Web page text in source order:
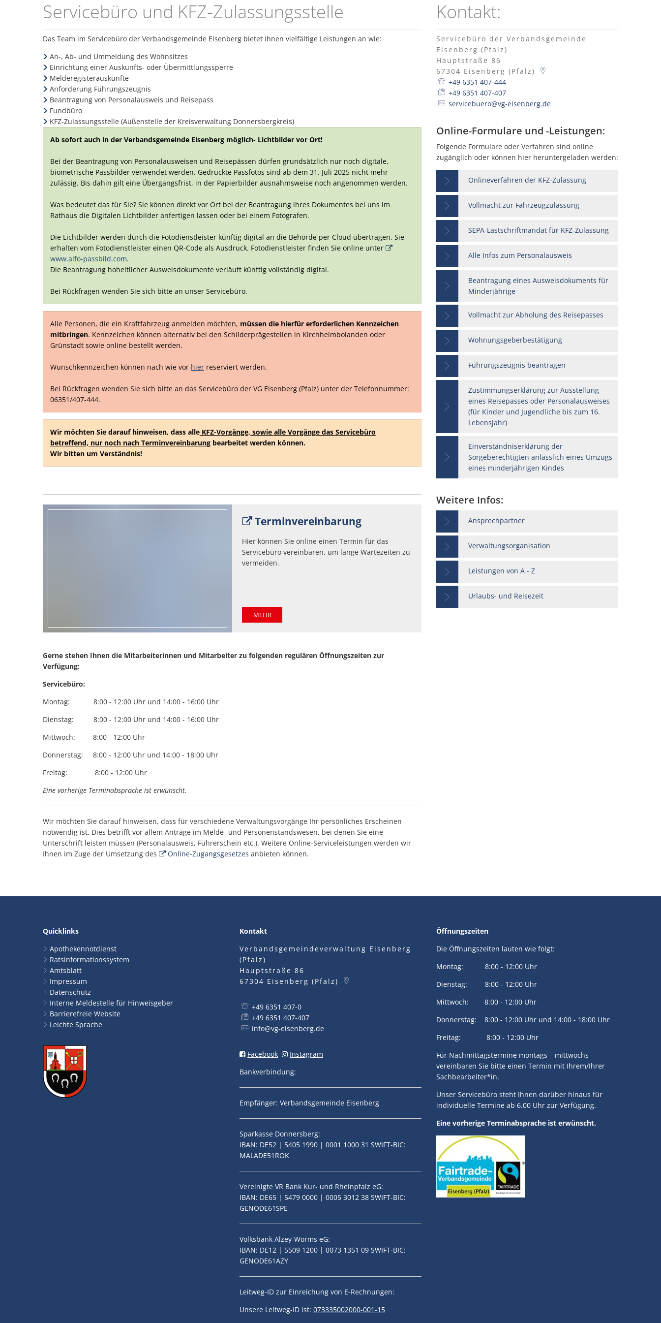
Hundesteuer An- und Abmeldung
Fachbereiche Zukunftsinitiative
Servicebüro
Zulassung
Servicebüro und KFZ-Zulassungsstelle
Das Team im Servicebüro der Verbandsgemeinde Eisenberg bietet Ihnen vielfältige Leistungen an wie:
An-, Ab- und Ummeldung des Wohnsitzes
Einrichtung einer Auskunfts- oder Übermittlungssperre
Melderegisterauskünfte
Anforderung Führungszeugnis
Beantragung von Personalausweis und Reisepass
Fundbüro
KFZ-Zulassungsstelle (Außenstelle der Kreisverwaltung Donnersbergkreis)
Ab sofort auch in der Verbandsgemeinde Eisenberg möglich- Lichtbilder vor Ort!
Bei der Beantragung von Personalausweisen und Reisepässen dürfen grundsätzlich nur noch digitale,
biometrische Passbilder verwendet werden. Gedruckte Passfotos sind ab dem 31. Juli 2025 nicht mehr
zulässig. Bis dahin gilt eine Übergangsfrist, in der Papierbilder ausnahmsweise noch angenommen werden.
Was bedeutet das für Sie? Sie können direkt vor Ort bei der Beantragung ihres Dokumentes bei uns im
Rathaus die Digitalen Lichtbilder anfertigen lassen oder bei einem Fotografen.
Die Lichtbilder werden durch die Fotodienstleister künftig digital an die Behörde per Cloud übertragen. Sie
erhalten vom Fotodienstleister einen QR-Code als Ausdruck. Fotodienstleister finden Sie online unter
www.alfo-passbild.com.
Die Beantragung hoheitlicher Ausweisdokumente verläuft künftig vollständig digital.
Bei Rückfragen wenden Sie sich bitte an unser Servicebüro.
Alle Personen, die ein Kraftfahrzeug anmelden möchten, müssen die hierfür erforderlichen Kennzeichen
mitbringen. Kennzeichen können alternativ bei den Schilderprägestellen in Kirchheimbolanden oder
Grünstadt sowie online bestellt werden.
Wunschkennzeichen können nach wie vor hier reserviert werden.
Bei Rückfragen wenden Sie sich bitte an das Servicebüro der VG Eisenberg (Pfalz) unter der Telefonnummer:
06351/407-444.
Wir möchten Sie darauf hinweisen, dass alle KFZ-Vorgänge, sowie alle Vorgänge das Servicebüro
betreffend, nur noch nach Terminvereinbarung bearbeitet werden können.
Wir bitten um Verständnis!
Terminvereinbarung
Hier können Sie online einen Termin für das
Servicebüro vereinbaren, um lange Wartezeiten zu
vermeiden.
MEHR
Gerne stehen Ihnen die Mitarbeiterinnen und Mitarbeiter zu folgenden regulären Öffnungszeiten zur
Verfügung:
Servicebüro:
Montag: 8:00 - 12:00 Uhr und 14:00 - 16:00 Uhr
Dienstag: 8:00 - 12:00 Uhr und 14:00 - 16:00 Uhr
Mittwoch: 8:00 - 12:00 Uhr
Donnerstag: 8:00 - 12:00 Uhr und 14:00 - 18:00 Uhr
Freitag: 8:00 - 12:00 Uhr
Eine vorherige Terminabsprache ist erwünscht.
Wir möchten Sie darauf hinweisen, dass für verschiedene Verwaltungsvorgänge Ihr persönliches Erscheinen
notwendig ist. Dies betrifft vor allem Anträge im Melde- und Personenstandswesen, bei denen Sie eine
Unterschrift leisten müssen (Personalausweis, Führerschein etc.). Weitere Online-Serviceleistungen werden wir
Ihnen im Zuge der Umsetzung des
Online-Zugangsgesetzes anbieten können.
Kontakt:
Servicebüro der Verbandsgemeinde
Eisenberg (Pfalz)
Hauptstraße 86
67304 Eisenberg (Pfalz)
+49 6351 407-444
+49 6351 407-407
servicebuero@vg-eisenberg.de
Online-Formulare und -Leistungen:
Folgende Formulare oder Verfahren sind online
zugänglich oder können hier heruntergeladen werden:
Onlineverfahren der KFZ-Zulassung
Vollmacht zur Fahrzeugzulassung
SEPA-Lastschriftmandat für KFZ-Zulassung
Alle Infos zum Personalausweis
Beantragung eines Ausweisdokuments für
Minderjährige
Vollmacht zur Abholung des Reisepasses
Wohnungsgeberbestätigung
Führungszeugnis beantragen
Zustimmungserklärung zur Ausstellung
eines Reisepasses oder Personalausweises
(für Kinder und Jugendliche bis zum 16.
Lebensjahr)
Einverständniserklärung der
Sorgeberechtigten anlässlich eines Umzugs
eines minderjährigen Kindes
Weitere Infos:
Ansprechpartner
Verwaltungsorganisation
Leistungen von A - Z
Urlaubs- und Reisezeit
Quicklinks
Apothekennotdienst
Ratsinformationssystem
Amtsblatt
Impressum
Datenschutz
Interne Meldestelle für Hinweisgeber
Barrierefreie Website
Leichte Sprache
Kontakt
Verbandsgemeindeverwaltung Eisenberg
(Pfalz)
Hauptstraße 86
67304 Eisenberg (Pfalz)
+49 6351 407-0
+49 6351 407-407
info@vg-eisenberg.de
Facebook
Instagram
Bankverbindung:
Empfänger: Verbandsgemeinde Eisenberg
Sparkasse Donnersberg:
IBAN: DE52 | 5405 1990 | 0001 1000 31 SWIFT-BIC:
MALADE51ROK
Vereinigte VR Bank Kur- und Rheinpfalz eG:
IBAN: DE65 | 5479 0000 | 0005 3012 38 SWIFT-BIC:
GENODE61SPE
Volksbank Alzey-Worms eG:
IBAN: DE12 | 5509 1200 | 0073 1351 09 SWIFT-BIC:
GENODE61AZY
Leitweg-ID zur Einreichung von E-Rechnungen:
Unsere Leitweg-ID ist: 073335002000-001-15
Öffnungszeiten
Die Öffnungszeiten lauten wie folgt:
Montag: 8:00 - 12:00 Uhr
Dienstag: 8:00 - 12:00 Uhr
Mittwoch: 8:00 - 12:00 Uhr
Donnerstag: 8:00 - 12:00 Uhr und 14:00 - 18:00 Uhr
Freitag: 8:00 - 12:00 Uhr
Für Nachmittagstermine montags – mittwochs
vereinbaren Sie bitte einen Termin mit Ihrem/Ihrer
Sachbearbeiter*in.
Unser Servicebüro steht Ihnen darüber hinaus für
individuelle Termine ab 6.00 Uhr zur Verfügung.
Eine vorherige Terminabsprache ist erwünscht.